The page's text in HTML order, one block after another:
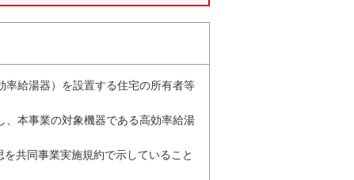
率給湯器）を設置する住宅の所有者等
、本事業の対象機器である高効率給湯
共同事業実施規約で示していること